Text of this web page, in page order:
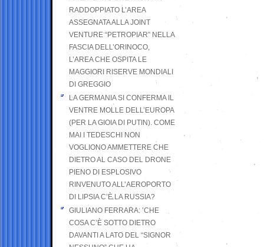
RADDOPPIATO L’AREA
ASSEGNATA ALLA JOINT
VENTURE “PETROPIAR” NELLA
FASCIA DELL’ORINOCO,
L’AREA CHE OSPITA LE
MAGGIORI RISERVE MONDIALI
DI GREGGIO
LA GERMANIA SI CONFERMA IL
VENTRE MOLLE DELL’EUROPA
(PER LA GIOIA DI PUTIN). COME
MAI I TEDESCHI NON
VOGLIONO AMMETTERE CHE
DIETRO AL CASO DEL DRONE
PIENO DI ESPLOSIVO
RINVENUTO ALL’AEROPORTO
DI LIPSIA C’È LA RUSSIA?
GIULIANO FERRARA: ’CHE
COSA C’È SOTTO DIETRO
DAVANTI A LATO DEL “SIGNOR